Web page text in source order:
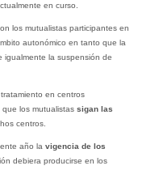
en curso.
los mutualistas participantes en
autonómico en tanto que la
igualmente la suspensión de
en centros
los mutualistas sigan las
centros.
año la vigencia de los
debiera producirse en los